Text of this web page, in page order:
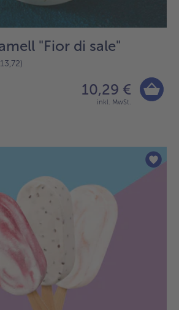
"Fior di sale"
10,29 €
inkl. MwSt.